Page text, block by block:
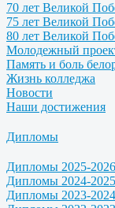
70 лет Великой
75 лет Великой
80 лет Великой
Молодежный
Память и боль
Жизнь колледжа
Новости
Наши достижения
Дипломы
Дипломы 2025-2026
Дипломы 2024-2025
Дипломы 2023-2024